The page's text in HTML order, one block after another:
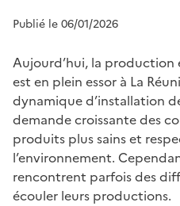
Publié le 06/01/2026
Aujourd’hui, la
est en plein essor à La
dynamique d’installation
demande croissante des
produits plus sains et
l’environnement.
rencontrent parfois des
écouler leurs productions.